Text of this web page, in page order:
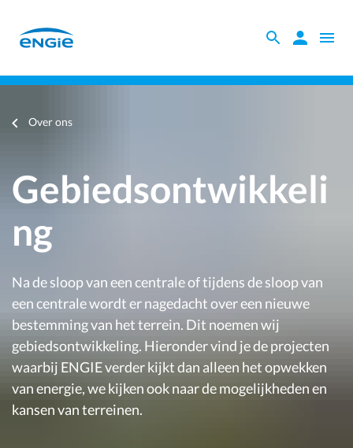
mainZoeken
de
Zoeken
Open
Je
Over ons
Gebiedsontwikkeli
ng
Na de sloop van een centrale of tijdens de sloop van
een centrale wordt er nagedacht over een nieuwe
bestemming van het terrein. Dit noemen wij
gebiedsontwikkeling. Hieronder vind je de projecten
waarbij ENGIE verder kijkt dan alleen het opwekken
van energie, we kijken ook naar de mogelijkheden en
kansen van terreinen.